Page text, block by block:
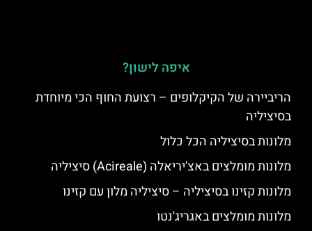
איפה לישון?
הריביירה של הקיקלופים – רצועת החוף הכי מיוחדת
בסיציליה
מלונות בסיציליה הכל כלול
מלונות מומלצים באצ'יריאלה (Acireale) סיציליה
מלונות קזינו בסיציליה – סיציליה מלון עם קזינו
מלונות מומלצים באגריג'נטו